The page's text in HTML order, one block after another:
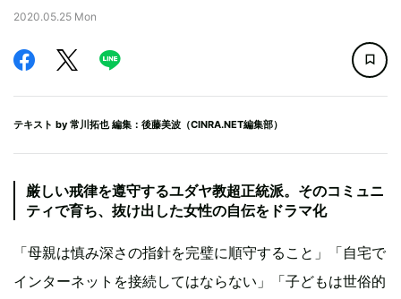
2020.05.25 Mon
テキスト by 常川拓也編集：後藤美波（CINRA.NET編集部）
厳しい戒律を遵守するユダヤ教超正統派。そのコミュニ
ティで育ち、抜け出した女性の自伝をドラマ化
「母親は慎み深さの指針を完璧に順守すること」「自宅で
インターネットを接続してはならない」「子どもは世俗的